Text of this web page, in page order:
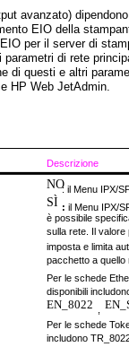
avanzato)
EIO della
per il server di
parametri di rete
di questi e altri
HP Web JetAdmin.
Descrizione
NO: il Menu IPX/
SÌ : il Menu IPX/
è possibile
sulla rete. Il valore
imposta e limita
pacchetto a quello
Per le schede
disponibili
EN_8022
Per le schede
includono